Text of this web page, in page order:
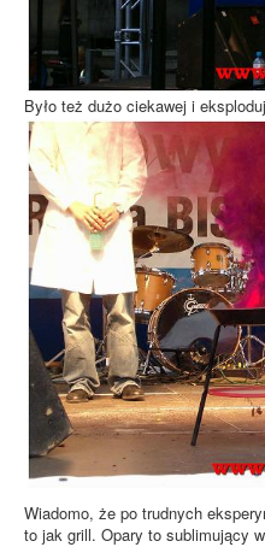
Było też dużo ciekawej i
Wiadomo, że po trudnych
to jak grill. Opary to sublimujący